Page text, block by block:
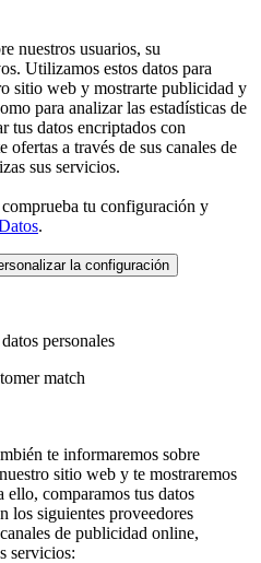
nuestros usuarios, su
Utilizamos estos datos para
sitio web y mostrarte publicidad y
para analizar las estadísticas de
tus datos encriptados con
ofertas a través de sus canales de
sus servicios.
tu configuración y
.
la configuración
personales
match
te informaremos sobre
sitio web y te mostraremos
ello, comparamos tus datos
los siguientes proveedores
de publicidad online,
servicios: